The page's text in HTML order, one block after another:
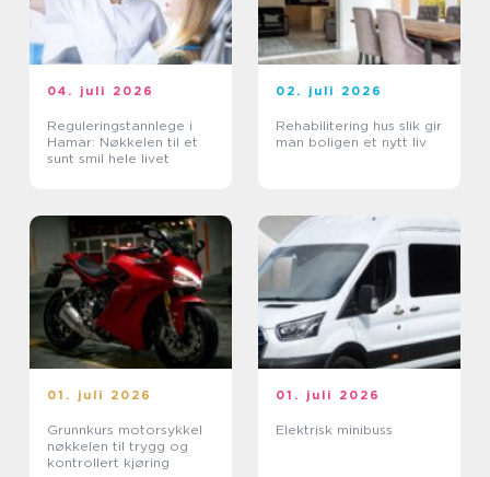
04. juli 2026
Reguleringstannlege i
Hamar: Nøkkelen til et
sunt smil hele livet
02. juli 2026
Rehabilitering hus slik gir
man boligen et nytt liv
01. juli 2026
Grunnkurs motorsykkel
nøkkelen til trygg og
kontrollert kjøring
01. juli 2026
Elektrisk minibuss